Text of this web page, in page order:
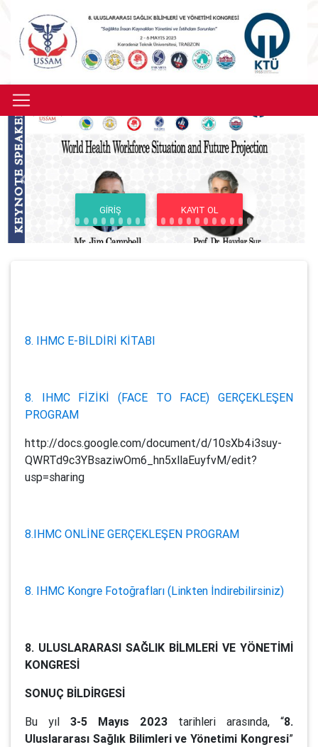
GIRIŞ KAYIT OL
Previous
8. IHMC E-BİLDİRİ KİTABI
8. IHMC FİZİKİ (FACE TO FACE) GERÇEKLEŞEN
PROGRAM
http://docs.google.com/document/d/10sXb4i3suy-
QWRTd9c3YBsaziwOm6_hn5xllaEuyfvM/edit?
usp=sharing
8.IHMC ONLİNE GERÇEKLEŞEN PROGRAM
8. IHMC Kongre Fotoğrafları (Linkten İndirebilirsiniz)
8. ULUSLARARASI SAĞLIK BİLMLERİ VE YÖNETİMİ
KONGRESİ
SONUÇ BİLDİRGESİ
Bu yıl 3-5 Mayıs 2023 tarihleri arasında, “8.
Uluslararası Sağlık Bilimleri ve Yönetimi Kongresi”